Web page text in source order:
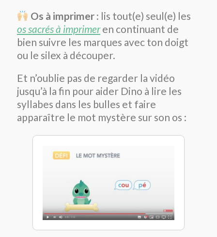
Os à imprimer : lis tout(e) seul(e) les
os sacrés à imprimeren continuant de
bien suivre les marques avec ton doigt
ou le silex à découper.
Et n’oublie pas de regarder la vidéo
jusqu’à la fin pour aider Dino à lire les
syllabes dans les bulles et faire
apparaître le mot mystère sur son os :